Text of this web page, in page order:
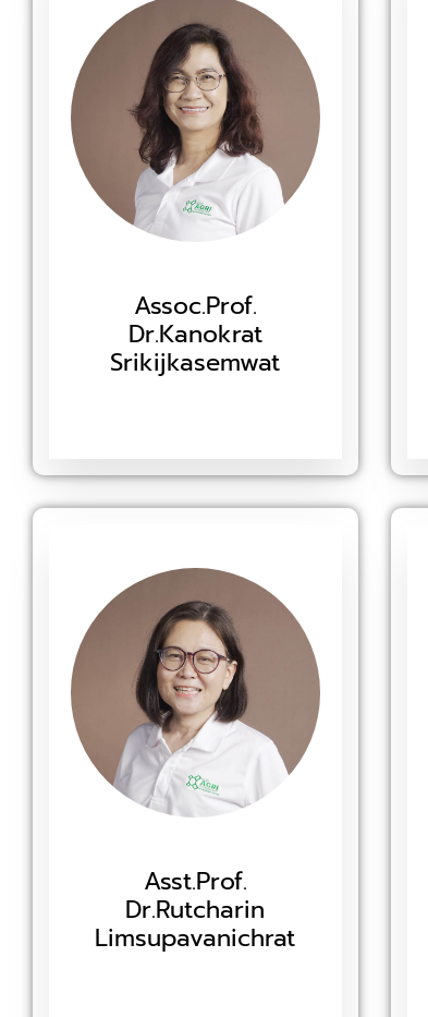
Assoc.Prof.
Dr.Kanokrat
Srikijkasemwat
Asst.Prof.
Dr.Rutcharin
Limsupavanichrat